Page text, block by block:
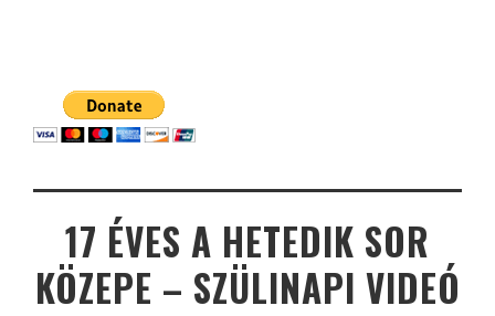
17 ÉVES A HETEDIK SOR
KÖZEPE – SZÜLINAPI VIDEÓ